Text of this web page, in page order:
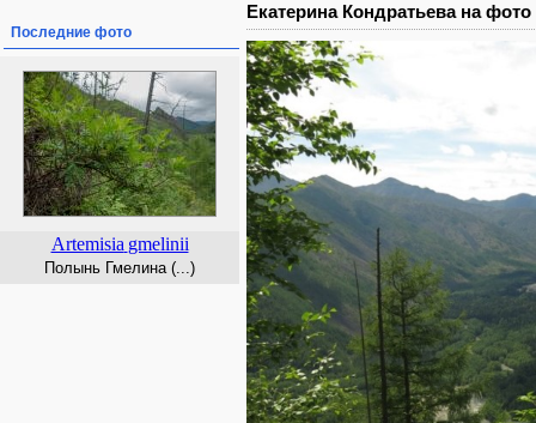
Последние фото
Artemisia gmelinii
Полынь Гмелина (...)
Екатерина Кондратьева на фото